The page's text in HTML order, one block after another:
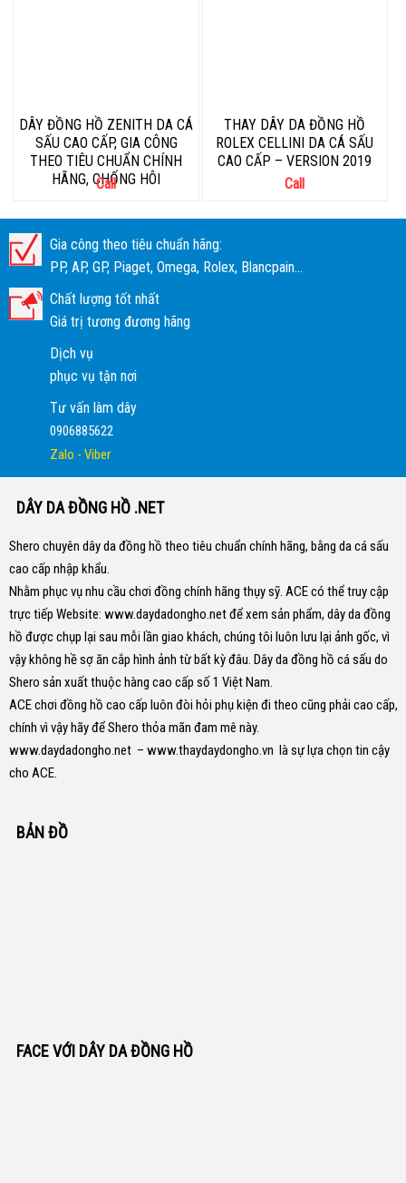
DÂY ĐỒNG HỒ ZENITH DA CÁ
SẤU CAO CẤP, GIA CÔNG
THEO TIÊU CHUẨN CHÍNH
HÃNG, CHỐNG HÔI
Call
THAY DÂY DA ĐỒNG HỒ
ROLEX CELLINI DA CÁ SẤU
CAO CẤP – VERSION 2019
Call
Gia công theo tiêu chuẩn hãng:
PP, AP, GP, Piaget, Omega, Rolex, Blancpain...
Chất lượng tốt nhất
Giá trị tương đương hãng
Dịch vụ
phục vụ tận nơi
Tư vấn làm dây
0906885622
Zalo - Viber
DÂY DA ĐỒNG HỒ .NET
Shero chuyên dây da đồng hồ theo tiêu chuẩn chính hãng, bằng da cá sấu
cao cấp nhập khẩu.
Nhằm phục vụ nhu cầu chơi đồng chính hãng thụy sỹ. ACE có thể truy cập
trực tiếp Website: www.daydadongho.netđể xem sản phẩm, dây da đồng
hồ được chụp lại sau mỗi lần giao khách, chúng tôi luôn lưu lại ảnh gốc, vì
vậy không hề sợ ăn cắp hình ảnh từ bất kỳ đâu. Dây da đồng hồ cá sấu do
Shero sản xuất thuộc hàng cao cấp số 1 Việt Nam.
ACE chơi đồng hồ cao cấp luôn đòi hỏi phụ kiện đi theo cũng phải cao cấp,
chính vì vậy hãy để Shero thỏa mãn đam mê này.
www.daydadongho.net – www.thaydaydongho.vn là sự lựa chọn tin cậy
cho ACE.
BẢN ĐỒ
FACE VỚI DÂY DA ĐỒNG HỒ